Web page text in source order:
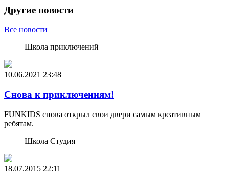
Другие новости
Все новости
Школа приключений
10.06.2021 23:48
Снова к приключениям!
FUNKIDS снова открыл свои двери самым креативным
ребятам.
Школа Студия
18.07.2015 22:11